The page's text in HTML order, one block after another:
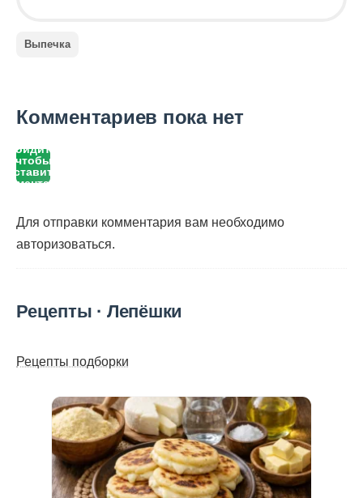
Выпечка
Комментариев пока нет
Войдите,
чтобы
оставить
Для отправки комментария вам необходимо
авторизоваться.
Рецепты · Лепёшки
Рецепты подборки